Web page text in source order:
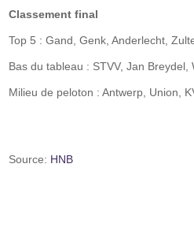
Classement final
Top 5 : Gand, Genk, Anderlecht,
Bas du tableau : STVV, Jan Breydel,
Milieu de peloton : Antwerp, Union,
Source: HNB